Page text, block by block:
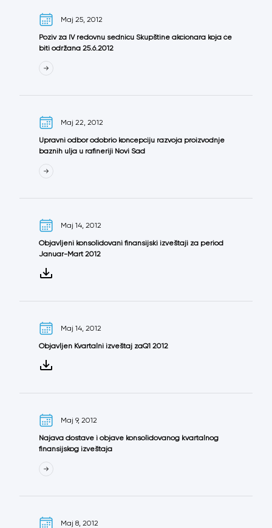
Maj 25, 2012
Poziv za IV redovnu sednicu Skupštine akcionara koja će
biti održana 25.6.2012
Maj 22, 2012
Upravni odbor odobrio koncepciju razvoja proizvodnje
baznih ulja u rafineriji Novi Sad
Maj 14, 2012
Objavljeni konsolidovani finansijski izveštaji za period
Januar-Mart 2012
Maj 14, 2012
Objavljen Kvartalni izveštaj zaQ1 2012
Maj 9, 2012
Najava dostave i objave konsolidovanog kvartalnog
finansijskog izveštaja
Maj 8, 2012